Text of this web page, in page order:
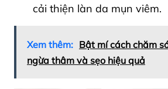
cải thiện làn da mụn viêm.
Xem thêm: Bật mí cách chăm
ngừa thâm và sẹo hiệu quả